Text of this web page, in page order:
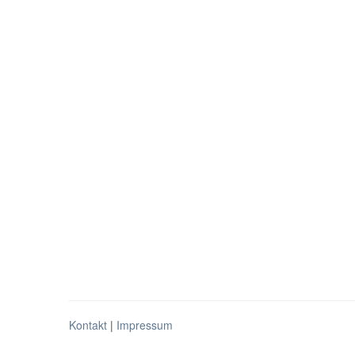
Kontakt | Impressum